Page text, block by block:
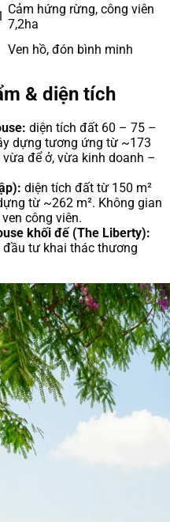
Cảm hứng rừng, công viên
7,2ha
Ven hồ, đón bình minh
& diện tích
diện tích đất 60 – 75 –
dựng tương ứng từ ~173
vừa để ở, vừa kinh doanh –
diện tích đất từ 150 m²
từ ~262 m². Không gian
công viên.
khối đế (The Liberty):
tư khai thác thương